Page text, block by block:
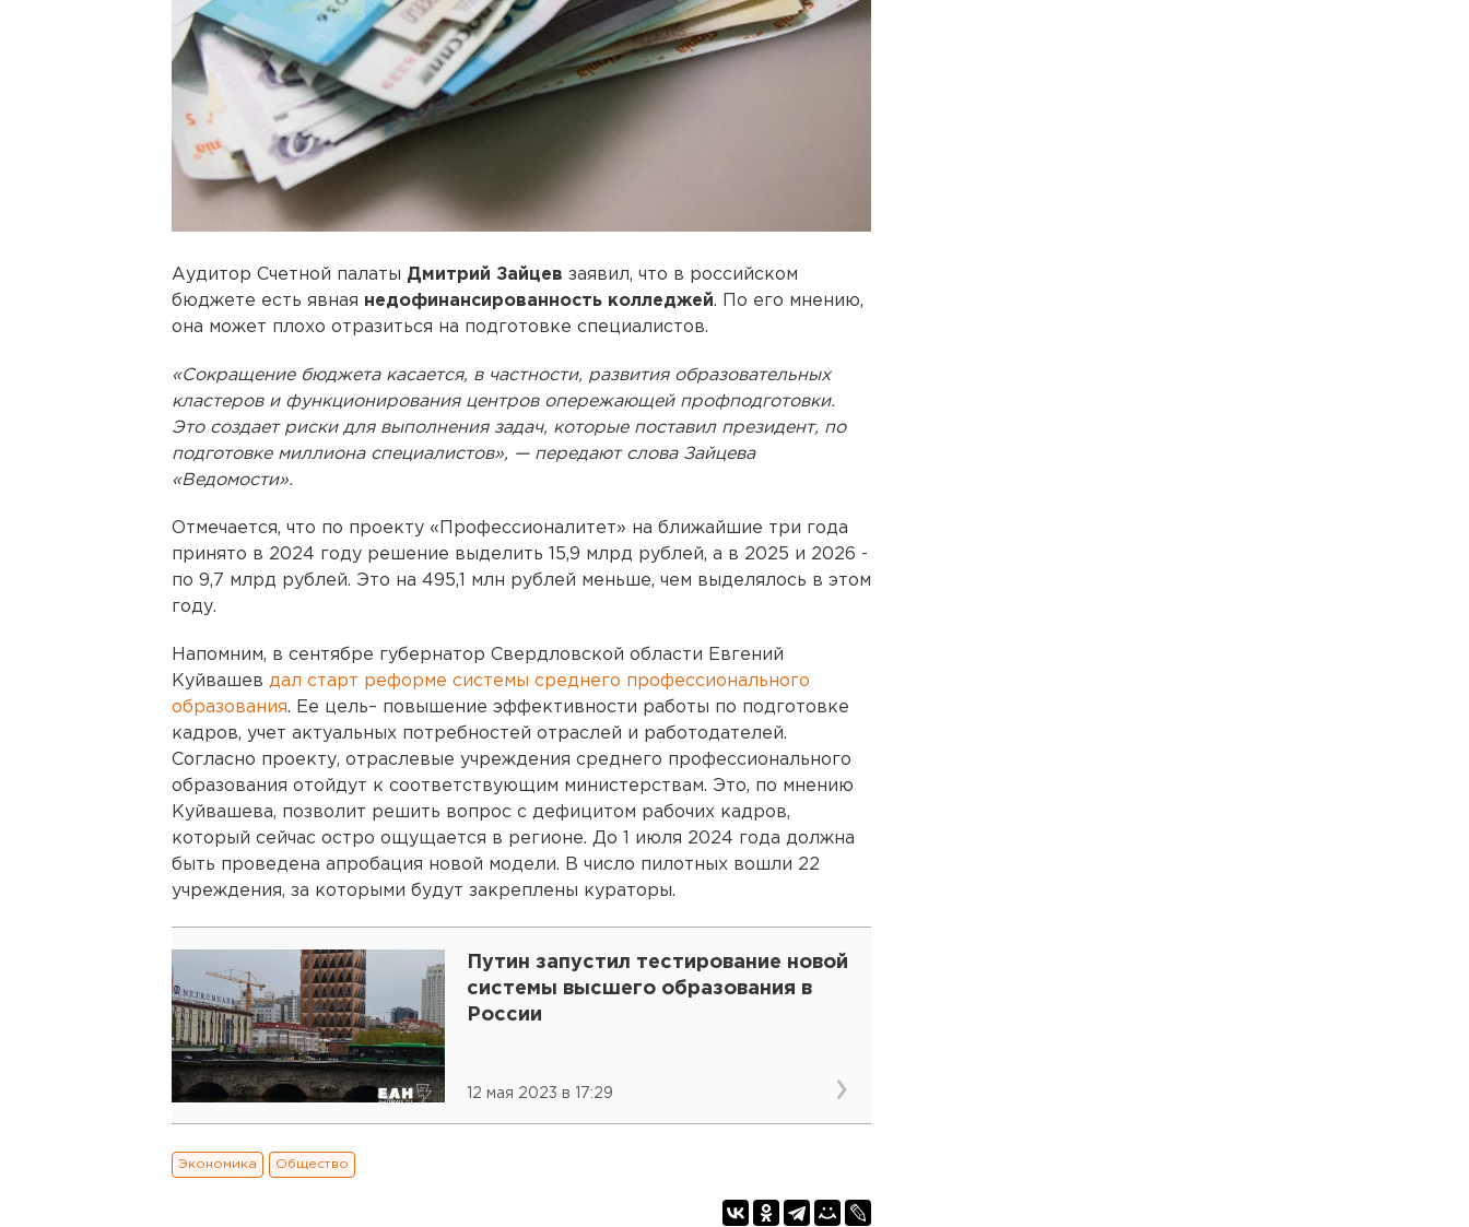
Аудитор Счетной палаты Дмитрий Зайцев заявил, что в российском
бюджете есть явная недофинансированность колледжей. По его мнению,
она может плохо отразиться на подготовке специалистов.
«Сокращение бюджета касается, в частности, развития образовательных
кластеров и функционирования центров опережающей профподготовки.
Это создает риски для выполнения задач, которые поставил президент, по
подготовке миллиона специалистов», — передают слова Зайцева
«Ведомости».
Отмечается, что по проекту «Профессионалитет» на ближайшие три года
принято в 2024 году решение выделить 15,9 млрд рублей, а в 2025 и 2026 -
по 9,7 млрд рублей. Это на 495,1 млн рублей меньше, чем выделялось в этом
году.
Напомним, в сентябре губернатор Свердловской области Евгений
Куйвашев дал старт реформе системы среднего профессионального
образования. Ее цель– повышение эффективности работы по подготовке
кадров, учет актуальных потребностей отраслей и работодателей.
Согласно проекту, отраслевые учреждения среднего профессионального
образования отойдут к соответствующим министерствам. Это, по мнению
Куйвашева, позволит решить вопрос с дефицитом рабочих кадров,
который сейчас остро ощущается в регионе. До 1 июля 2024 года должна
быть проведена апробация новой модели. В число пилотных вошли 22
учреждения, за которыми будут закреплены кураторы.
Путин запустил тестирование новой
системы высшего образования в
России
12 мая 2023 в 17:29
Экономика Общество